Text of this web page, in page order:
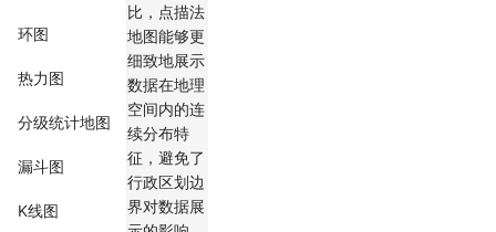
环图
热力图
分级统计地图
漏斗图
K线图
比，点描法
地图能够更
细致地展示
数据在地理
空间内的连
续分布特
征，避免了
行政区划边
界对数据展